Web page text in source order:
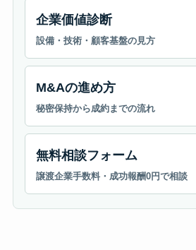
企業価値診断
設備・技術・顧客基盤の見方
M&Aの進め方
秘密保持から成約までの流れ
無料相談フォーム
譲渡企業手数料・成功報酬0円で相談